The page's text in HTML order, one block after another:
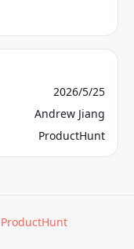
2026/5/25
Andrew Jiang
ProductHunt
ProductHunt